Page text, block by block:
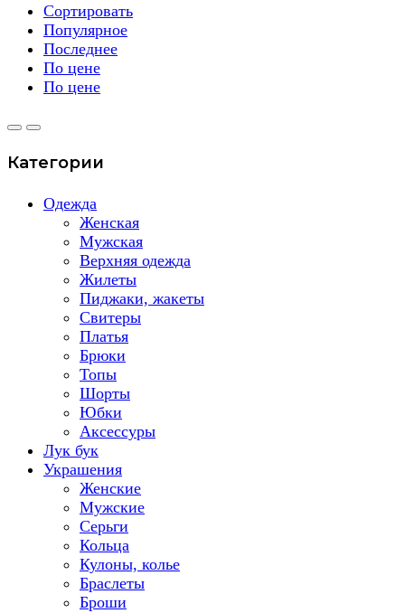
Сортировать
Популярное
Последнее
По цене
По цене
Категории
Одежда
Женская
Мужская
Верхняя одежда
Жилеты
Пиджаки, жакеты
Свитеры
Платья
Брюки
Топы
Шорты
Юбки
Аксессуры
Лук бук
Украшения
Женские
Мужские
Серьги
Кольца
Кулоны, колье
Браслеты
Броши